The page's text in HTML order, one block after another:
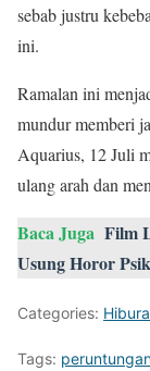
sebab justru
ini.
Ramalan ini
mundur memberi
Aquarius, 12 Juli
ulang arah dan
Baca Juga Film
Usung Horor
Categories:
Tags: